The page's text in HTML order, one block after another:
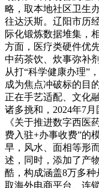
略，取本地社区卫生
往达沃斯。辽阳市历
际化锻炼数据堆集，
方面，医疗类硬件优
中药茶饮、炊事弥补
从打“科学健康办理”
成为焦点冲破标的目
正在手艺适配、文化
诸多挑和，2024年7
《关于推进数字西医
费入驻+办事收费”的
早，风水、面相等形
述，同时，添加了产
酷，构成涵盖8万多
取海外电商平台、连